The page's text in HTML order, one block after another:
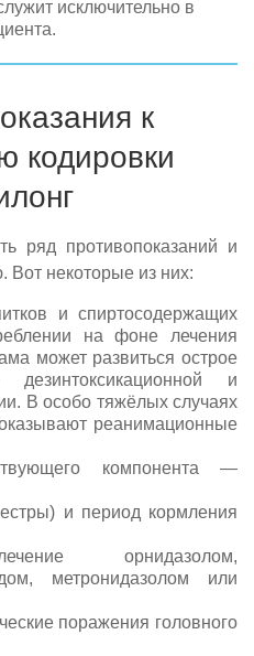
исключительно в
к
кодировки
ряд противопоказаний и
Вот некоторые из них:
и спиртосодержащих
на фоне лечения
может развиться острое
дезинтоксикационной и
В особо тяжёлых случаях
реанимационные
компонента —
и период кормления
орнидазолом,
метронидазолом или
поражения головного